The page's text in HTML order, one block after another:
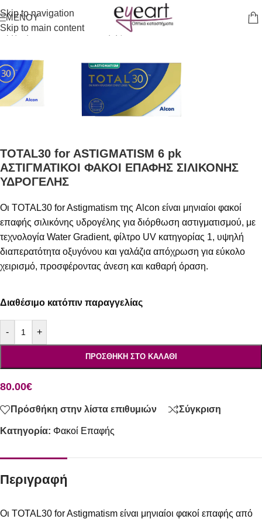
Skip to navigation
Skip to main content
ΜΕΝΟΎ
Αρχική σελίδα/Φακοί Επαφής
TOTAL30 for ASTIGMATISM 6 pk
ΑΣΤΙΓΜΑΤΙΚΟΙ ΦΑΚΟΙ ΕΠΑΦΗΣ ΣΙΛΙΚΟΝΗΣ
ΥΔΡΟΓΕΛΗΣ
Οι TOTAL30 for Astigmatism της Alcon είναι μηνιαίοι φακοί
επαφής σιλικόνης υδρογέλης για διόρθωση αστιγματισμού, με
τεχνολογία Water Gradient, φίλτρο UV κατηγορίας 1, υψηλή
διαπερατότητα οξυγόνου και γαλάζια απόχρωση για εύκολο
χειρισμό, προσφέροντας άνεση και καθαρή όραση.
Διαθέσιμο κατόπιν παραγγελίας
- +
ΠΡΟΣΘΉΚΗ ΣΤΟ ΚΑΛΆΘΙ
80.00€
Κατηγορία: Φακοί Επαφής
Πρόσθήκη στην λίστα επιθυμιών Σύγκριση
Περιγραφή
Οι TOTAL30 for Astigmatism είναι μηνιαίοι φακοί επαφής από